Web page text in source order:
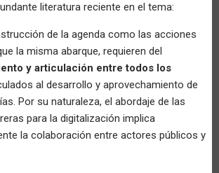
literatura reciente en el tema:
de la agenda como las acciones
la misma abarque, requieren del
y articulación entre todos los
al desarrollo y aprovechamiento de
Por su naturaleza, el abordaje de las
para la digitalización implica
la colaboración entre actores públicos y